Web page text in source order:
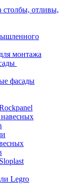
столбы, отливы,
монтажа
фасады
Legro